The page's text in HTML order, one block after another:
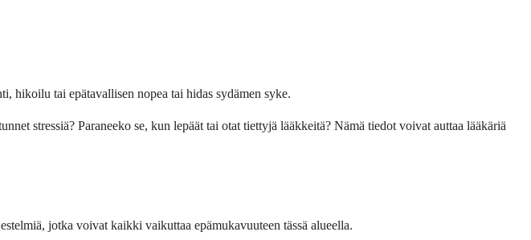
hikoilu tai epätavallisen nopea tai hidas sydämen syke.
stressiä? Paranee­ko se, kun lepää­t tai otat tiettyjä lääkkeitä? Nämä tiedot voivat auttaa lääkäriä
jotka voivat kaikki vaikuttaa epämukavuuteen tässä alueella.